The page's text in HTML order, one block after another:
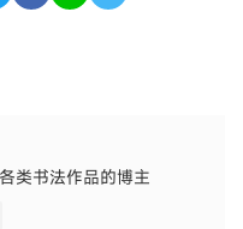
类书法作品的博主